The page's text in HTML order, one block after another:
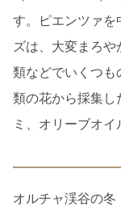
す。ピエンツァを
ズは、大変まろ
類などでいくつも
類の花から採集し
ミ、オリーブオイ
オルチャ渓谷の冬